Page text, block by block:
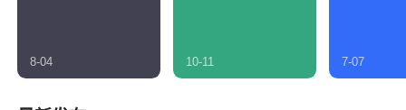
8-04 10-11 7-07